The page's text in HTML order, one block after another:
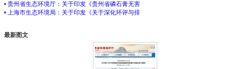
• 贵州省生态环境厅：关于印发《贵州省磷石膏无害
• 上海市生态环境局：关于印发《关于深化环评与排
最新图文